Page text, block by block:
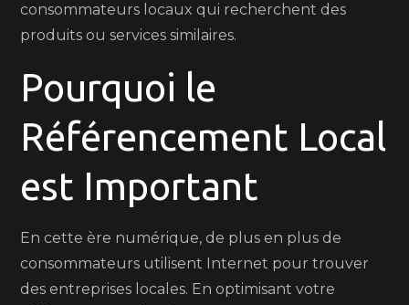
consommateurs locaux qui recherchent des
produits ou services similaires.
Pourquoi le
Référencement Local
est Important
En cette ère numérique, de plus en plus de
consommateurs utilisent Internet pour trouver
des entreprises locales. En optimisant votre